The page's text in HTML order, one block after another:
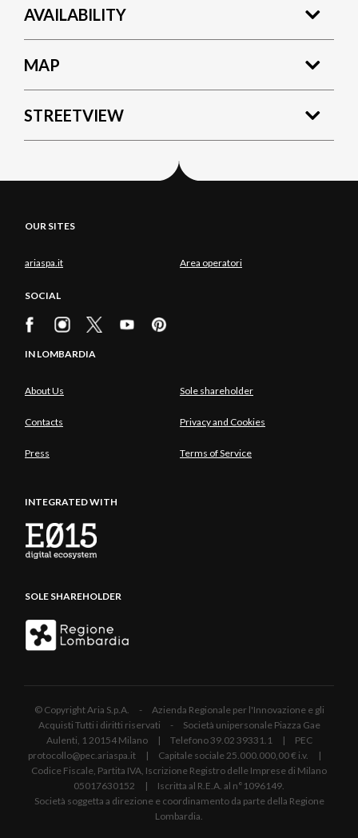
AVAILABILITY
MAP
STREETVIEW
OUR SITES
ariaspa.it Area operatori
SOCIAL
IN LOMBARDIA
About Us Sole shareholder
Contacts Privacy and Cookies
Press Terms of Service
INTEGRATED WITH
SOLE SHAREHOLDER
© Copyright Aria S.p.A. - Azienda Regionale per l'Innovazione e gli
Acquisti Tutti i diritti riservati - Società unipersonale Piazza Gae
Aulenti, 1 20154 Milano | Telefono 39.02 39331.1 | PEC
protocollo@pec.ariaspa.it | Capitale sociale 25.000.000,00 € i.v. |
Codice Fiscale, Partita IVA, Iscrizione Registro delle Imprese di Milano
05017630152 | Iscritta al R.E.A. al n°1096149.
Società soggetta a direzione e coordinamento da parte della Regione
Lombardia.